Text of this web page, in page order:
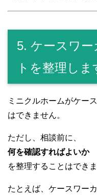
5. ケースワ
トを整理しま
ミニクルホームがケー
はできません。
ただし、相談前に、
何を確認すればよいか
を整理することはできま
たとえば、ケースワー